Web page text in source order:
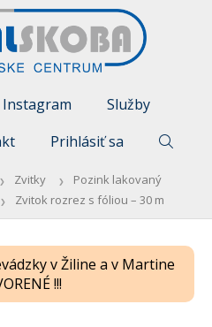
Instagram
Služby
Prihlásiť sa
Zvitky
Pozink lakovaný
Zvitok rozrez s fóliou – 30 m
v Žiline a v Martine
!!!